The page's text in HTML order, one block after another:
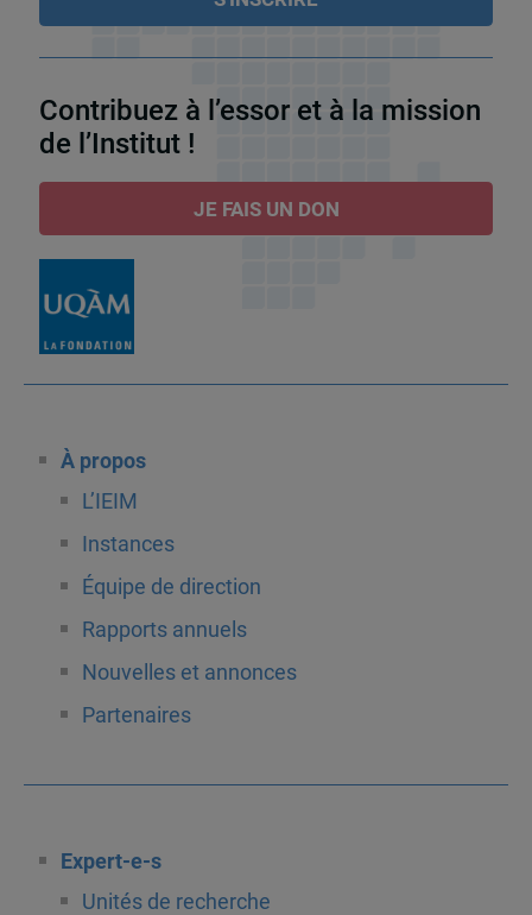
Contribuez à l’essor et à la mission
de l’Institut !
JE FAIS UN DON
À propos
L’IEIM
Instances
Équipe de direction
Rapports annuels
Nouvelles et annonces
Partenaires
Expert-e-s
Unités de recherche